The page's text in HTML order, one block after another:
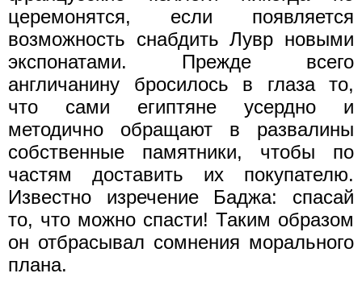
церемонятся, если появляется
возможность снабдить Лувр новыми
экспонатами. Прежде всего
англичанину бросилось в глаза то,
что сами египтяне усердно и
методично обращают в развалины
собственные памятники, чтобы по
частям доставить их покупателю.
Известно изречение Баджа: спасай
то, что можно спасти! Таким образом
он отбрасывал сомнения морального
плана.